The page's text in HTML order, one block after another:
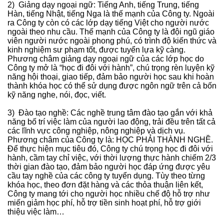
2) Giảng dạy ngoại ngữ: Tiếng Anh, tiếng Trung, tiếng
Hàn, tiếng Nhật, tiếng Nga là thế mạnh của Công ty. Ngoài
ra Công ty còn có các lớp dạy tiếng Việt cho người nước
ngoài theo nhu cầu. Thế mạnh của Công ty là đội ngũ giáo
viên người nước ngoài phong phú, có trình độ kiến thức và
kinh nghiệm sư phạm tốt, được tuyển lựa kỹ càng.
Phương châm giảng dạy ngoại ngữ của các lớp học do
Công ty mở là “học đi đôi với hành”, chú trọng rèn luyện kỹ
năng hội thoại, giao tiếp, đảm bảo người học sau khi hoàn
thành khóa học có thể sử dụng được ngôn ngữ trên cả bốn
kỹ năng nghe, nói, đọc, viết.
3) Đào tạo nghề: Các nghề trung tâm đào tạo gắn với khả
năng bố trí việc làm của người lao động, trải đều trên tất cả
các lĩnh vực công nghiệp, nông nghiệp và dịch vụ.
Phương châm của Công ty là: HỌC PHẢI THÀNH NGHỀ.
Để thực hiện mục tiêu đó, Công ty chú trọng học đi đôi với
hành, cầm tay chỉ việc, với thời lượng thực hành chiếm 2/3
thời gian đào tạo, đảm bảo người học đáp ứng được yêu
cầu tay nghề của các công ty tuyển dụng. Tùy theo từng
khóa học, theo đơn đặt hàng và các thỏa thuận liên kết,
Công ty mang tới cho người học nhiều chế độ hỗ trợ như
miến giảm học phí, hỗ trợ tiền sinh hoạt phí, hỗ trợ giới
thiệu việc làm…